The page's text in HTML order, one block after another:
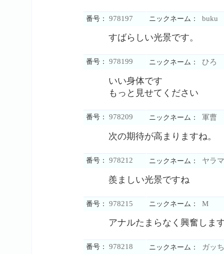
番号： 978197 ニックネーム： buku
すばらしい光景です。
番号： 978199 ニックネーム： ひろ
いい身体です
もっと見せてください
番号： 978209 ニックネーム： 軍曹
次の期待が高まりますね。
番号： 978212 ニックネーム： ヤラ
羨ましい光景ですね
番号： 978215 ニックネーム： M
アナルたまらなく興奮しま
番号： 978218 ニックネーム： ガッ